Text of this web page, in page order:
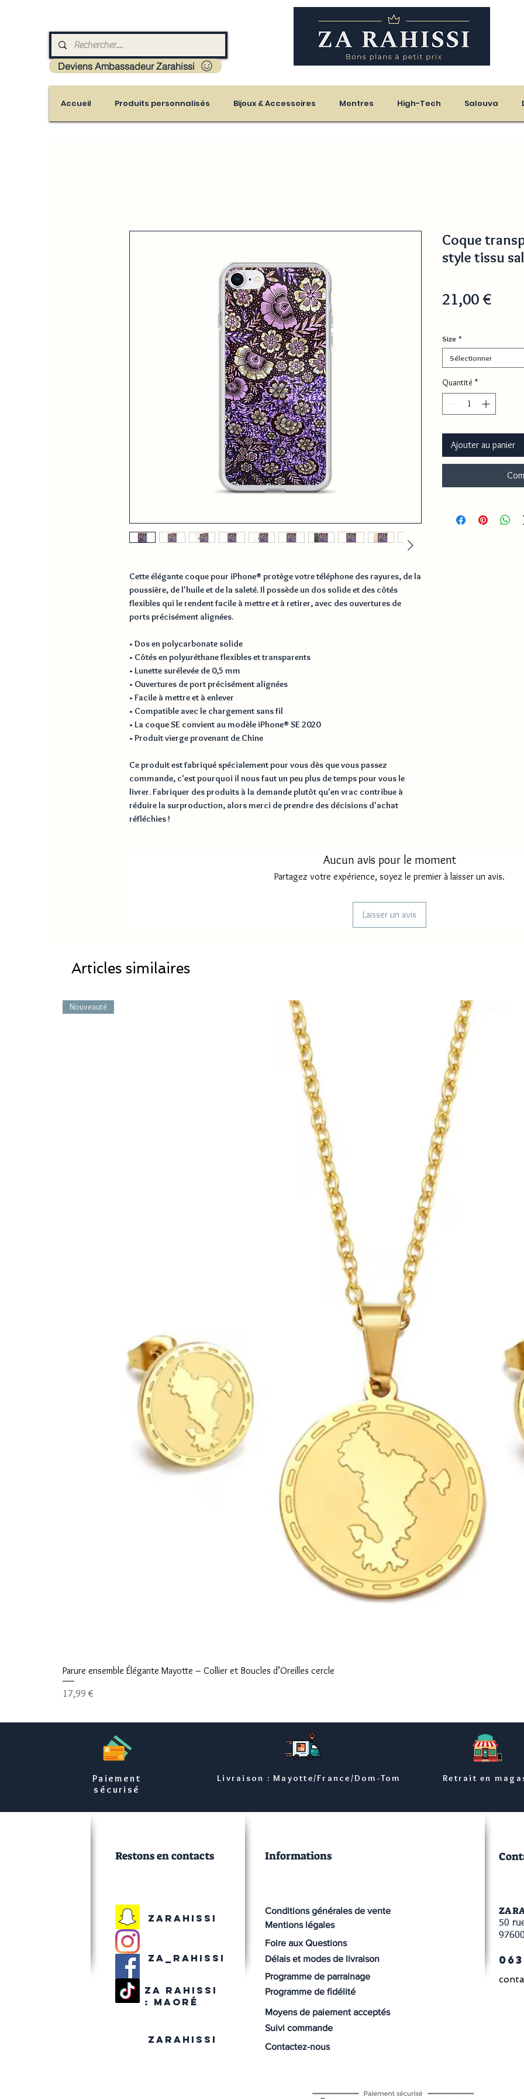
Livraison : Mayotte - France - La réunion - Guadeloupe - Martinique
Deviens Ambassadeur Zarahissi
Accueil Produits personnalisés Bijoux & Accessoires Montres High-Tech Salouva
Cette élégante coque pour iPhone® protège votre téléphone des rayures, de la
poussière, de l'huile et de la saleté. Il possède un dos solide et des côtés
flexibles qui le rendent facile à mettre et à retirer, avec des ouvertures de
ports précisément alignées.
• Dos en polycarbonate solide
• Côtés en polyuréthane flexibles et transparents
• Lunette surélevée de 0,5 mm
• Ouvertures de port précisément alignées
• Facile à mettre et à enlever
• Compatible avec le chargement sans fil
• La coque SE convient au modèle iPhone® SE 2020
• Produit vierge provenant de Chine
Ce produit est fabriqué spécialement pour vous dès que vous passez
commande, c'est pourquoi il nous faut un peu plus de temps pour vous le
livrer. Fabriquer des produits à la demande plutôt qu'en vrac contribue à
réduire la surproduction, alors merci de prendre des décisions d'achat
réfléchies !
Coque
style tissu
21,00 €Prix
Size *
Sélectionner
Quantité *
Ajouter au panier
Aucun avis pour le moment
Partagez votre expérience, soyez le premier à laisser un avis.
Laisser un avis
Articles similaires
Nouveauté
Parure ensemble Élégante Mayotte – Collier et Boucles d’Oreilles cercle
Prix
17,99 €
Paiement
sécurisé
Livraison : Mayotte/France/Dom-Tom Retrait en
Conditions générales de vente
Restons en contacts
Zarahissi
Mentions légales
Informations
Foire aux Questions
Délais et modes de livraison
Zarahissi
Programme de parrainage
Za rahissi
: maoré
Moyens de paiement acceptés
Contactez-nous
Programme de fidélité
Za_rahissi
Suivi commande
ZA
50